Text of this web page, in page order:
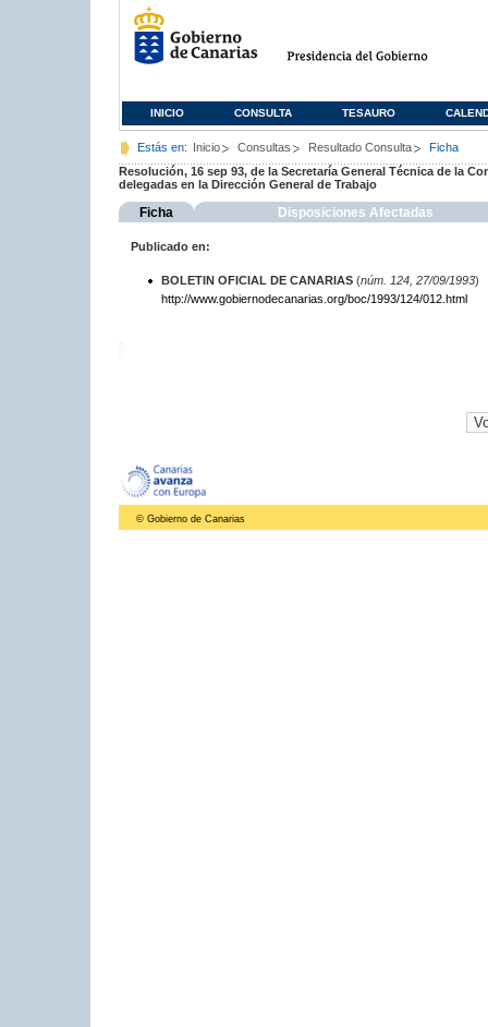
INICIO CONSULTA TESAURO
Estás en: Inicio Consultas Resultado Consulta
Ficha
Resolución, 16 sep 93, de la Secretaría General Técnica de la
delegadas en la Dirección General de Trabajo
Ficha Disposiciones Afectadas
Publicado en:
BOLETIN OFICIAL DE CANARIAS(núm. 124, 27/09/1993)
http://www.gobiernodecanarias.org/boc/1993/124/012.html
© Gobierno de Canarias